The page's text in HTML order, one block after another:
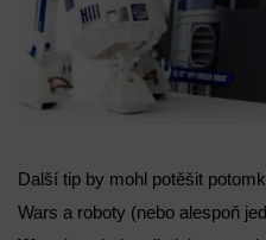
Další tip by mohl potěšit
Wars a roboty (nebo alespoň